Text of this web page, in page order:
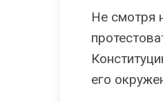
Не смотря
его